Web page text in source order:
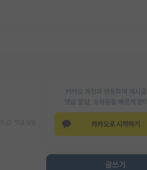
카카오 계정과 연동하여 게시
댓글 알람, 소식등을 빠르게 받
카카오로 시작하기
글쓰기